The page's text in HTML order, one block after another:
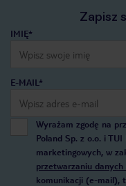
Zapisz
IMIĘ*
E-MAIL*
Wyrażam zgodę na
Poland Sp. z o.o. i
marketingowych, w
przetwarzaniu danych
komunikacji (e-mail),